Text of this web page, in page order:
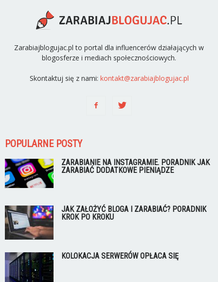
Zarabiajblogujac.pl to portal dla influencerów działających w
blogosferze i mediach społecznościowych.
Skontaktuj się z nami: kontakt@zarabiajblogujac.pl
POPULARNE POSTY
ZARABIANIE NA INSTAGRAMIE. PORADNIK JAK
ZARABIAĆ DODATKOWE PIENIĄDZE
JAK ZAŁOŻYĆ BLOGA I ZARABIAĆ? PORADNIK
KROK PO KROKU
KOLOKACJA SERWERÓW OPŁACA SIĘ